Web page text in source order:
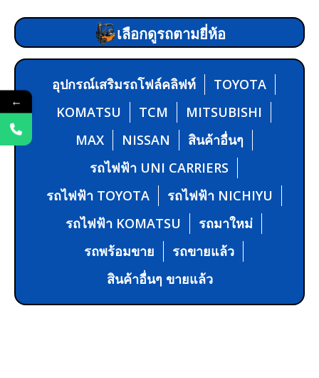
เลือกดูรถตามยี่ห้อ
อุปกรณ์เสริมรถโฟล์คลิฟท์
TOYOTA
KOMATSU
TCM
MITSUBISHI
MAX
NISSAN
สินค้าอื่นๆ
รถไฟฟ้า UNI CARRIERS
รถไฟฟ้า TOYOTA
รถไฟฟ้า NICHIYU
รถไฟฟ้า KOMATSU
รถมาใหม่
รถพร้อมขาย
รถขายแล้ว
สินค้าอื่นๆ ขายแล้ว
←